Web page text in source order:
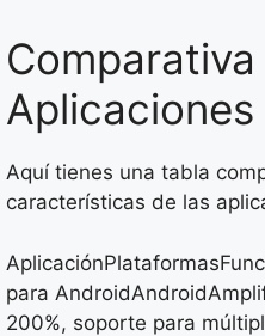
Aplicaciones
Aquí tienes una tabla
características de las
para
200%, soporte para